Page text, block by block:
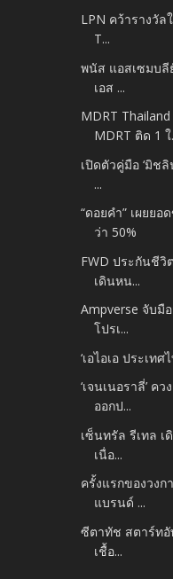
LPN คว้ารางวัล
T...
พนัส แอสเซมบลี
เอส ...
MDRT
MDRT ติด 1 ใ
เปิดตัวคู่มือ ‘มิช
...
“ดอยคำ” เผยย
ว่า 50%
FWD ประกันชี
เดินหน...
Ampverse จับมื
โปรเ...
‘เอไอเอ ประเท
‘เจนเนอราลี่’ ค
ออกป...
เซ็นทรัล รีเทล เ
เนื่อ...
ครั้งแรกของวง
แบรนด์ ...
ซีตาทัช สตาร์ทอั
เชื้อ...